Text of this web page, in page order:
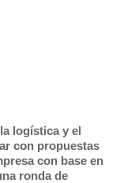
logística y el
con propuestas
con base en
ronda de